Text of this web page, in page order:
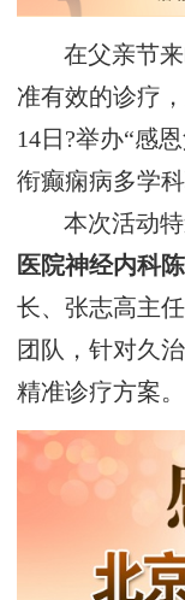
在父亲节
准有效的诊疗
14日?举办“感
衔癫痫病多学
本次活动
医院神经内科
长、张志高主
团队，针对久
精准诊疗方案。